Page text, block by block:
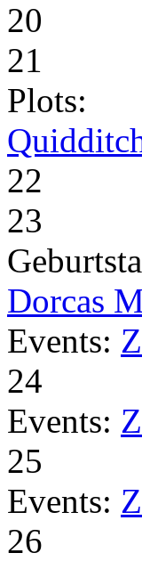
20
21
Plots:
22
23
Dorcas
Events:
24
Events:
25
Events:
26